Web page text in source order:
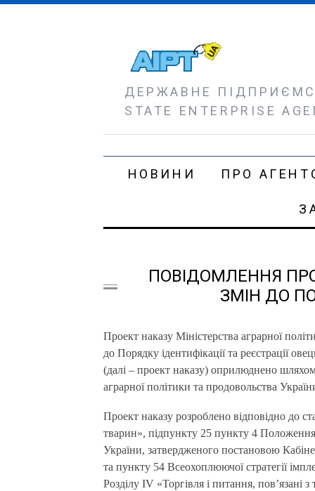
ДЕРЖАВНЕ
STATE ENTERPRISE
НОВИНИ ПРО
ПОВІДОМЛЕННЯ
ЗМІН ДО
Проект наказу Міністерства аграрної політики та продовольства України «Про затвердження Змін
до Порядку ідентифікації та реєстрації
(далі – проект наказу) оприлюднено
аграрної політики та продовольства
Проект наказу розроблено відповідно до
тварин», підпункту 25 пункту 4 Положення
України, затвердженого постановою
та пункту 54 Всеохоплюючої стратегії
Розділу IV «Торгівля і питання, пов’язані